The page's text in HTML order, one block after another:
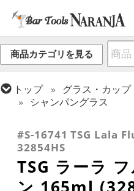
商品カテゴリを見る
トップ グラス・カップ
シャンパングラス
東洋佐々木ガラス
#S-16741 TSG Lala
32854HS
TSG ラーラ